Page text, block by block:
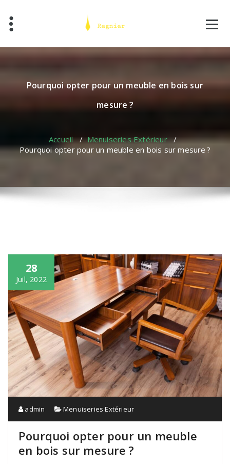
content
Pourquoi opter pour un meuble en bois sur
mesure ?
Accueil/Menuiseries Extérieur/
Pourquoi opter pour un meuble en bois sur mesure ?
28
Juil, 2022
admin Menuiseries Extérieur
Pourquoi opter pour un meuble
en bois sur mesure ?